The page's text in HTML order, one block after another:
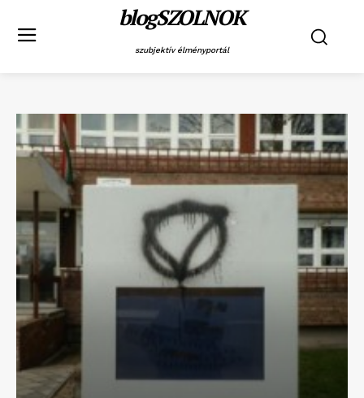
blogSZOLNOK
szubjektív élményportál